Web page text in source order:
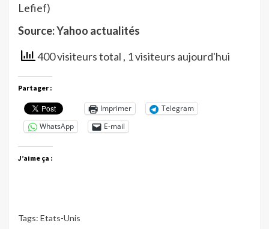
Lefief)
Source: Yahoo actualités
400 visiteurs total , 1 visiteurs aujourd'hui
Partager :
Imprimer
Telegram
WhatsApp
E-mail
J’aime ça :
Tags: Etats-Unis